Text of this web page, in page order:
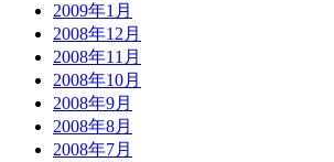
2009年1月
2008年12月
2008年11月
2008年10月
2008年9月
2008年8月
2008年7月